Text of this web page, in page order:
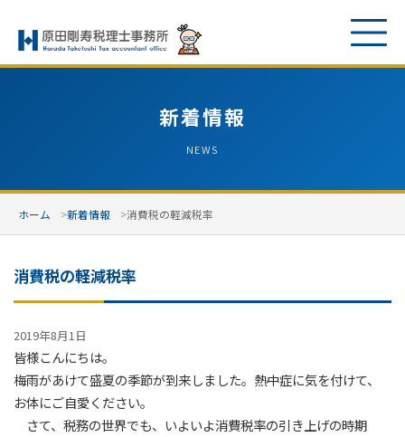
新着情報
NEWS
ホーム 新着情報 消費税の軽減税率
消費税の軽減税率
2019年8月1日
皆様こんにちは。
梅雨があけて盛夏の季節が到来しました。熱中症に気を付けて、
お体にご自愛ください。
さて、税務の世界でも、いよいよ消費税率の引き上げの時期